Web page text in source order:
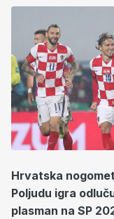
Hrvatska
Poljudu igra
plasman na SP